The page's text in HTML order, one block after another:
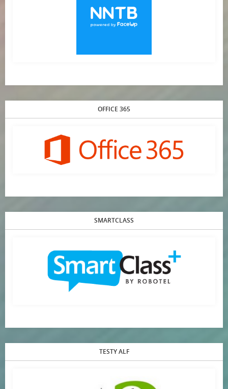
OFFICE 365
SMARTCLASS
TESTY ALF